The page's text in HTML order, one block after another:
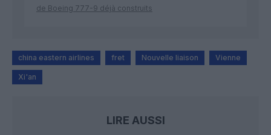
de Boeing 777-9 déjà construits
china eastern airlines fret Nouvelle liaison Vienne
Xi'an
LIRE AUSSI